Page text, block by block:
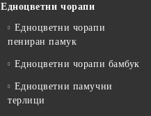
Едноцветни чорапи
Едноцветни чорапи
пениран памук
Едноцветни чорапи бамбук
Едноцветни памучни
терлици